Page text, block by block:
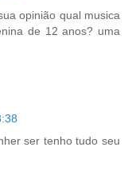
opinião qual musica
de 12 anos? uma
ser tenho tudo seu